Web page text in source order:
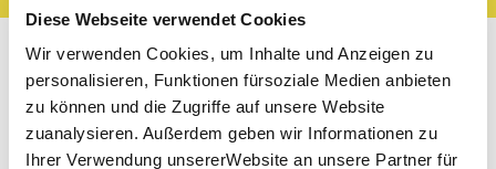
Diese Webseite verwendet Cookies
Wir verwenden Cookies, um Inhalte und Anzeigen zu
personalisieren, Funktionen fürsoziale Medien anbieten
zu können und die Zugriffe auf unsere Website
zuanalysieren. Außerdem geben wir Informationen zu
Ihrer Verwendung unsererWebsite an unsere Partner für
Museen & Ausstellungen Freizeit
Touren